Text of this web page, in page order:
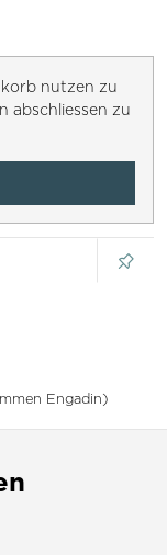
nutzen zu
abschliessen zu
Engadin)